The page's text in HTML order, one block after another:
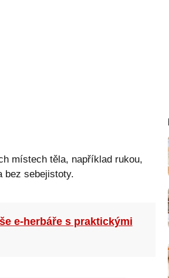
místech těla, například rukou,
bez sebejistoty.
e-herbáře s praktickými